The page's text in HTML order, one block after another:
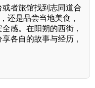
者旅馆找到志同道合
还是品尝当地美食，
感。在阳朔的西街，
各自的故事与经历，